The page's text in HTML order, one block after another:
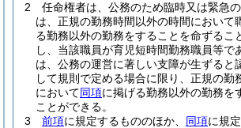
2
任命権者は、公務のため臨時又は緊急
は、正規の勤務時間以外の時間において
る勤務以外の勤務をすることを命ずるこ
し、当該職員が育児短時間勤務職員等で
は、公務の運営に著しい支障が生ずると
して規則で定める場合に限り、正規の勤
において同項に掲げる勤務以外の勤務を
ことができる。
3
前項に規定するもののほか、 同項に規